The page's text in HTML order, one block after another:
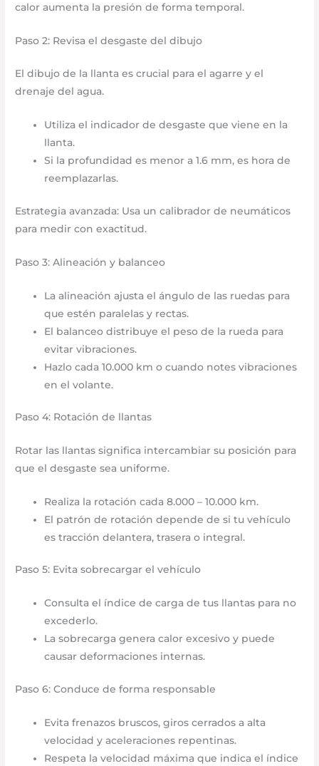
calor aumenta la presión de forma temporal.
Paso 2: Revisa el desgaste del dibujo
El dibujo de la llanta es crucial para el agarre y el
drenaje del agua.
Utiliza el indicador de desgaste que viene en la
llanta.
Si la profundidad es menor a 1.6 mm, es hora de
reemplazarlas.
Estrategia avanzada: Usa un calibrador de neumáticos
para medir con exactitud.
Paso 3: Alineación y balanceo
La alineación ajusta el ángulo de las ruedas para
que estén paralelas y rectas.
El balanceo distribuye el peso de la rueda para
evitar vibraciones.
Hazlo cada 10.000 km o cuando notes vibraciones
en el volante.
Paso 4: Rotación de llantas
Rotar las llantas significa intercambiar su posición para
que el desgaste sea uniforme.
Realiza la rotación cada 8.000 – 10.000 km.
El patrón de rotación depende de si tu vehículo
es tracción delantera, trasera o integral.
Paso 5: Evita sobrecargar el vehículo
Consulta el índice de carga de tus llantas para no
excederlo.
La sobrecarga genera calor excesivo y puede
causar deformaciones internas.
Paso 6: Conduce de forma responsable
Evita frenazos bruscos, giros cerrados a alta
velocidad y aceleraciones repentinas.
Respeta la velocidad máxima que indica el índice